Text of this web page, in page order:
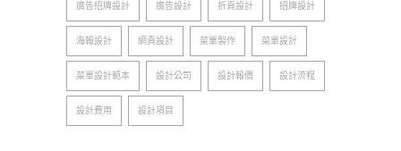
廣告招牌設計 廣告設計 折頁設計 招牌設計
海報設計 網頁設計 菜單製作 菜單設計
菜單設計範本 設計公司 設計報價 設計流程
設計費用 設計項目